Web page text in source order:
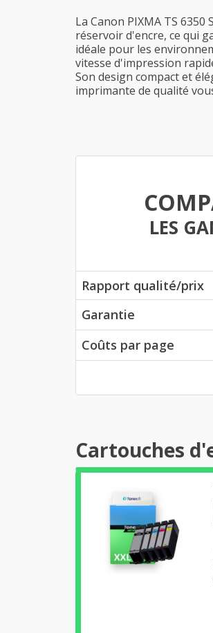
La Canon PIXMA TS
réservoir d'encre, ce qui
idéale pour les
vitesse d'impression
Son design compact et
imprimante de qualité
LES
Rapport qualité/prix
Garantie
Coûts par page
Cartouches